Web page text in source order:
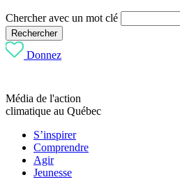
Chercher avec un mot clé
Rechercher
Donnez
Média de l'action
climatique au Québec
S’inspirer
Comprendre
Agir
Jeunesse